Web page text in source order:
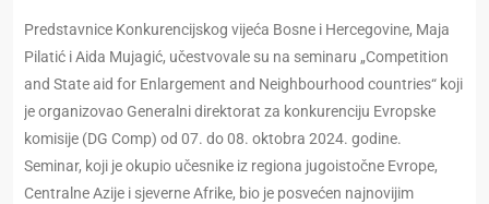
Predstavnice Konkurencijskog vijeća Bosne i Hercegovine, Maja
Pilatić i Aida Mujagić, učestvovale su na seminaru „Competition
and State aid for Enlargement and Neighbourhood countries“ koji
je organizovao Generalni direktorat za konkurenciju Evropske
komisije (DG Comp) od 07. do 08. oktobra 2024. godine.
Seminar, koji je okupio učesnike iz regiona jugoistočne Evrope,
Centralne Azije i sjeverne Afrike, bio je posvećen najnovijim